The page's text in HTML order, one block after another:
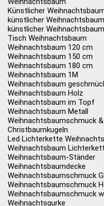
Künstlicher
künstlicher
künstlicher
Tisch Weihnachtsbaum
Weihnachtsbaum 120 cm
Weihnachtsbaum 150 cm
Weihnachtsbaum 180 cm
Weihnachtsbaum 1M
Weihnachtsbaum
Weihnachtsbaum Holz
Weihnachtsbaum im Topf
Weihnachtsbaum Metall
Weihnachtsbaumschmuck
Christbaumkugeln
Led Lichterkette
Weihnachtsbaum
Weihnachtsbaum-Ständer
Weihnachtsbaumdecke
Weihnachtsbaumschmuck
Weihnachtsbaumschmuck
Weihnachtsbaumschmuck
Weihnachtsgurke